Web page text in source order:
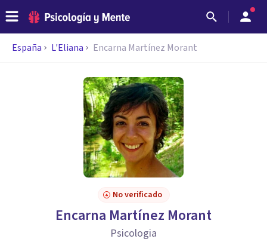
España L'Eliana Encarna Martínez Morant
No verificado
Encarna Martínez Morant
Psicologia